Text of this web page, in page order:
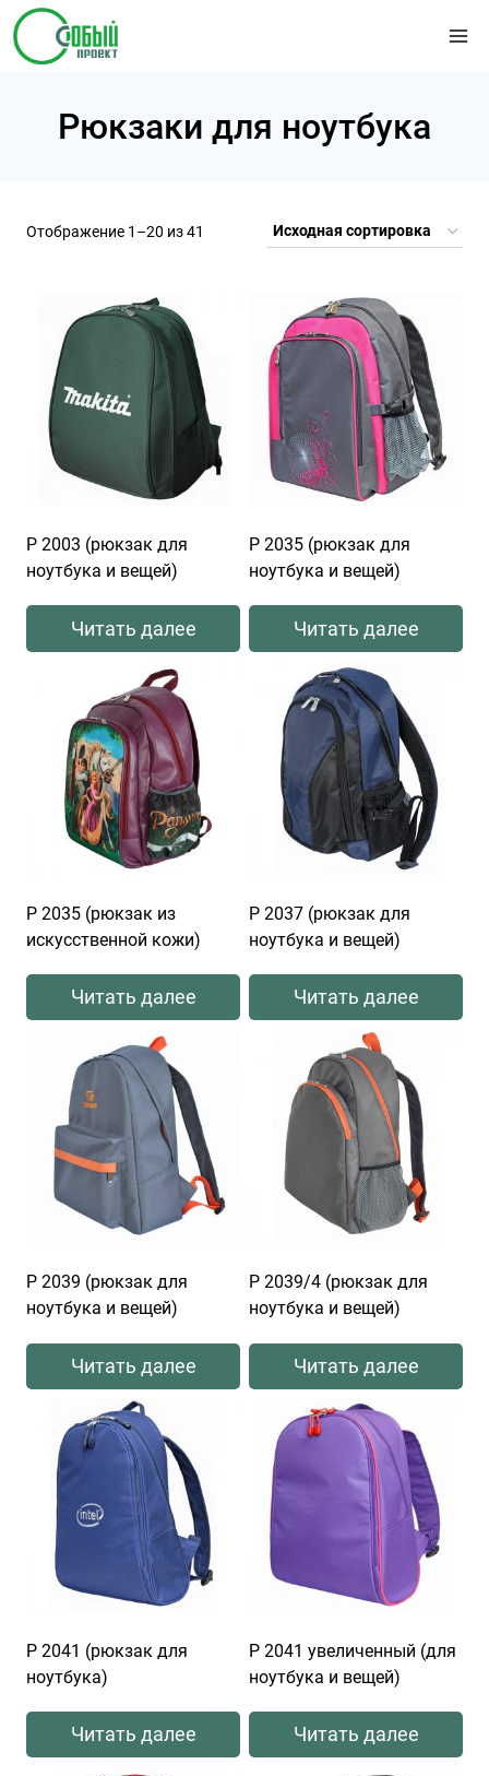
Перейти
содержимому
Рюкзаки для ноутбука
Отображение 1–20 из 41
Р 2003 (рюкзак для
ноутбука и вещей)
Читать далее
Р 2035 (рюкзак для
ноутбука и вещей)
Читать далее
Р 2035 (рюкзак из
искусственной кожи)
Читать далее
Р 2037 (рюкзак для
ноутбука и вещей)
Читать далее
Р 2039 (рюкзак для
ноутбука и вещей)
Читать далее
Р 2039/4 (рюкзак для
ноутбука и вещей)
Читать далее
Р 2041 (рюкзак для
ноутбука)
Читать далее
Р 2041 увеличенный (для
ноутбука и вещей)
Читать далее